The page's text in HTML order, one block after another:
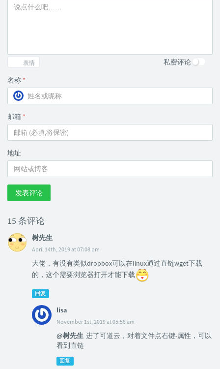
表情 私密评论
名称 *
邮箱 *
地址
发表评论
15 条评论
树先生
April 14th, 2019 at 07:08 pm
大佬，有没有类似dropbox可以在linux通过直链wget下载
的，这个需要浏览器打开才能下载
回复
lisa
November 1st, 2019 at 05:58 am
@树先生 进了可道云，对着文件点右键-属性，可以
看到直链
回复